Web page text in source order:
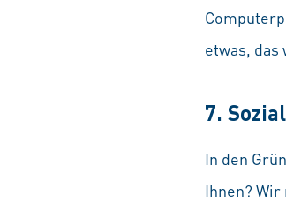
etwas,
7.
In den
Ihnen?